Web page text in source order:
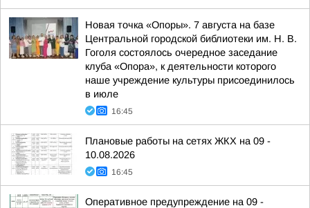
Новая точка «Опоры». 7 августа на базе
Центральной городской библиотеки им. Н. В.
Гоголя состоялось очередное заседание
клуба «Опора», к деятельности которого
наше учреждение культуры присоединилось
в июле
16:45
Плановые работы на сетях ЖКХ на 09 -
10.08.2026
16:45
Оперативное предупреждение на 09 -